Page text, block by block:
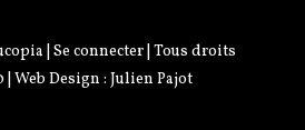
Se connecter | Tous droits
| Web Design : Julien Pajot